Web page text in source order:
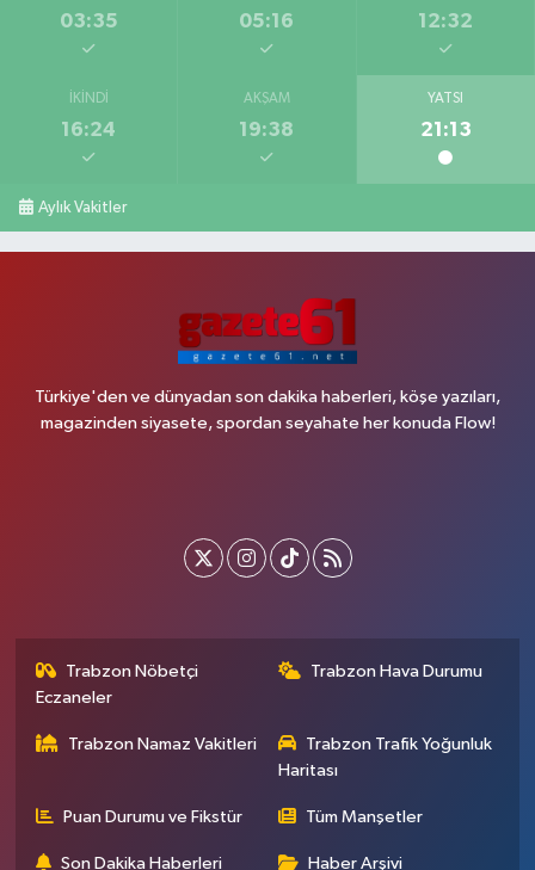
03:35 05:16 12:32
İKINDI
16:24
AKŞAM
19:38
YATSI
21:13
Aylık Vakitler
Türkiye'den ve dünyadan son dakika haberleri, köşe yazıları,
magazinden siyasete, spordan seyahate her konuda Flow!
Trabzon Nöbetçi
Eczaneler
Trabzon Hava Durumu
Trabzon Namaz Vakitleri
Trabzon Trafik Yoğunluk
Haritası
Puan Durumu ve Fikstür Tüm Manşetler
Son Dakika Haberleri Haber Arşivi